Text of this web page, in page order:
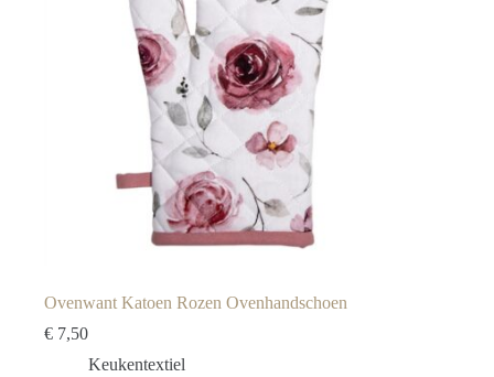
Ovenwant Katoen Rozen Ovenhandschoen
€ 7,50
Keukentextiel